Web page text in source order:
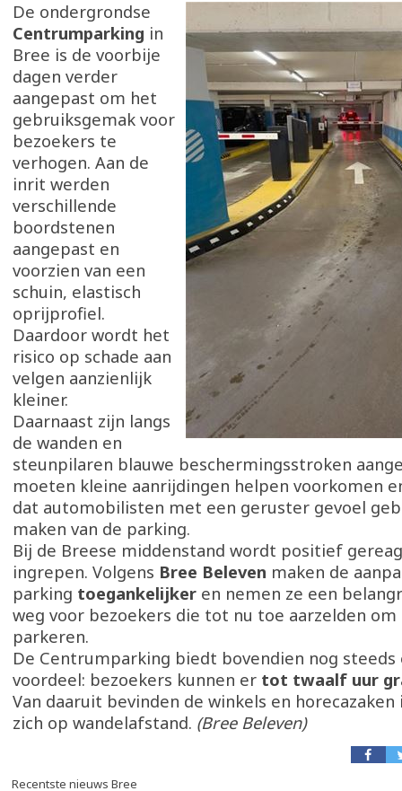
De ondergrondse
Centrumparking in
Bree is de voorbije
dagen verder
aangepast om het
gebruiksgemak voor
bezoekers te
verhogen. Aan de
inrit werden
verschillende
boordstenen
aangepast en
voorzien van een
schuin, elastisch
oprijprofiel.
Daardoor wordt het
risico op schade aan
velgen aanzienlijk
kleiner.
Daarnaast zijn langs
de wanden en
steunpilaren blauwe beschermingsstroken
moeten kleine aanrijdingen helpen voorkomen
dat automobilisten met een geruster gevoel
maken van de parking.
Bij de Breese middenstand wordt positief
ingrepen. Volgens Bree Beleven maken de
parking toegankelijker en nemen ze een
weg voor bezoekers die tot nu toe aarzelden
parkeren.
De Centrumparking biedt bovendien nog
voordeel: bezoekers kunnen er tot twaalf uur
Van daaruit bevinden de winkels en
zich op wandelafstand. (Bree Beleven)
Recentste nieuws Bree